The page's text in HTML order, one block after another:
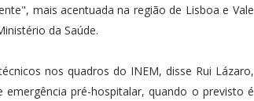
mais acentuada na região de Lisboa e Vale
da Saúde.
nos quadros do INEM, disse Rui Lázaro,
pré-hospitalar, quando o previsto é